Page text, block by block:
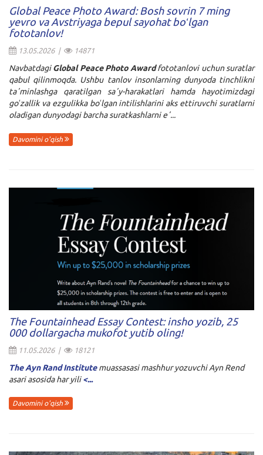
Global Peace Photo Award: Bosh sovrin 7 ming
yevro va Avstriyaga bepul sayohat boʻlgan
fototanlov!
13.05.2026 | 14871
NavbatdagiGlobal Peace Photo Awardfototanlovi uchun suratlar
qabul qilinmoqda. Ushbu tanlov insonlarning dunyoda tinchlikni
taʼminlashga qaratilgan saʼy-harakatlari hamda hayotimizdagi
goʻzallik va ezgulikka boʻlgan intilishlarini aks ettiruvchi suratlarni
oladigan dunyodagi barcha suratkashlarni eʼ...
Davomini o'qish
The Fountainhead Essay Contest: insho yozib, 25
000 dollargacha mukofot yutib oling!
11.05.2026 | 18121
The Ayn Rand Institutemuassasasi mashhur yozuvchi Ayn Rend
asari asosida har yili<...
Davomini o'qish